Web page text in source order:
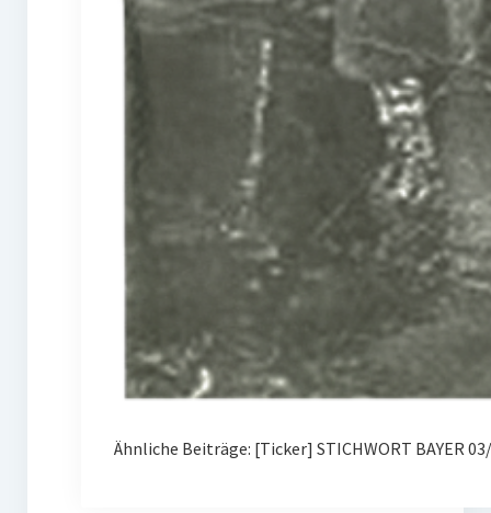
Ähnliche Beiträge: [Ticker] STICHWORT BAYER